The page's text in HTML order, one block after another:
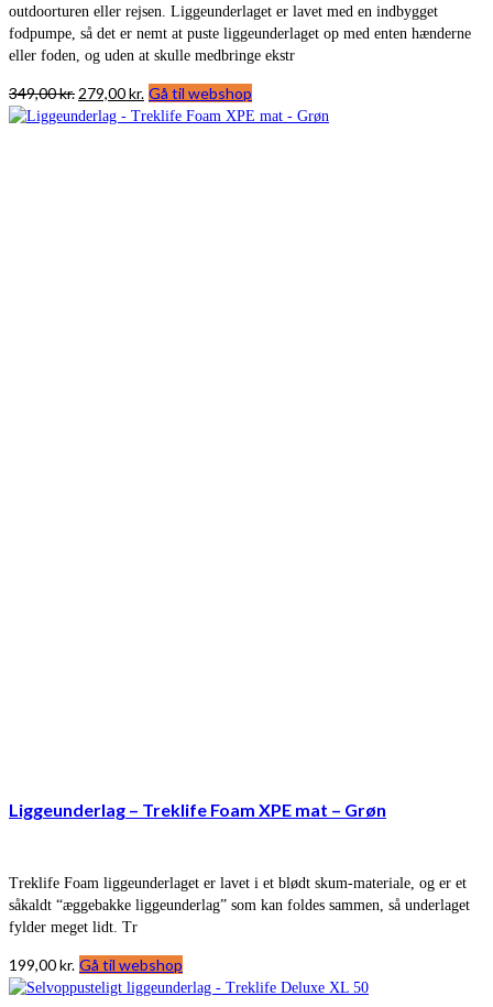
outdoorturen eller rejsen. Liggeunderlaget er lavet med en indbygget
fodpumpe, så det er nemt at puste liggeunderlaget op med enten hænderne
eller foden, og uden at skulle medbringe ekstr
349,00kr. Den
oprindelige
279,00kr. Den
aktuelle
Gå til webshop
Liggeunderlag – Treklife Foam XPE mat – Grøn
Treklife Foam liggeunderlaget er lavet i et blødt skum-materiale, og er et
såkaldt “æggebakke liggeunderlag” som kan foldes sammen, så underlaget
fylder meget lidt. Tr
199,00kr. Gå til webshop